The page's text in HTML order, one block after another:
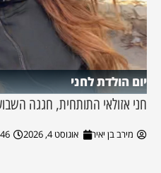
יום הולדת לחני
חני אזולאי התותחית, חגגה
מירב בן יאיר אוגוסט 4, 2026 pm